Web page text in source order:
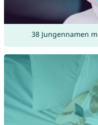
38 Jungennamen